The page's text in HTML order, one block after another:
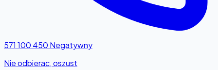
571 100 450 Negatywny
Nie odbierac, oszust